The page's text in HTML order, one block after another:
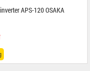
APS-120 OSAKA